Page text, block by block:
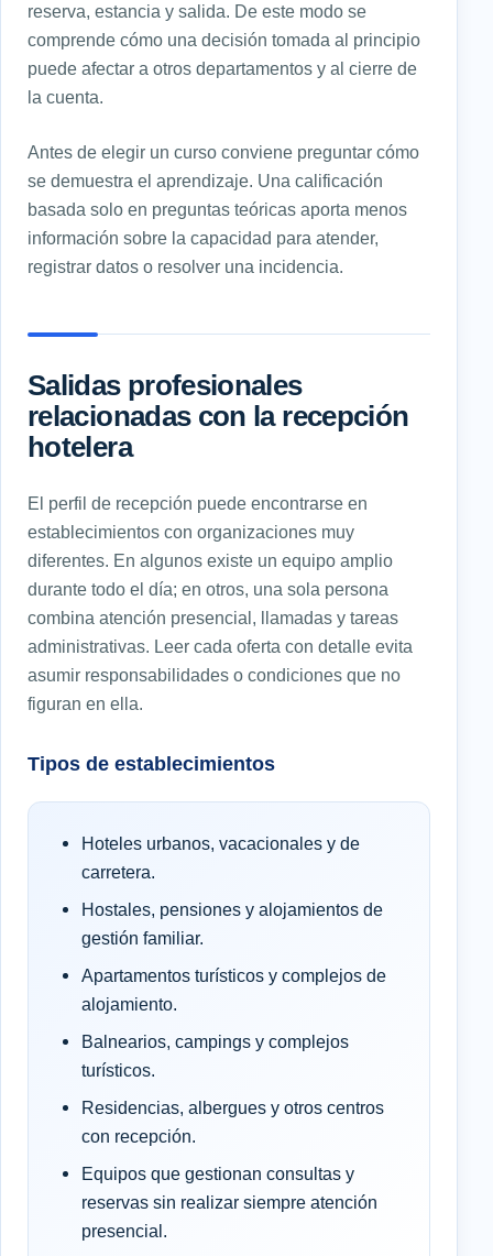
reserva, estancia y salida. De este modo se
comprende cómo una decisión tomada al principio
puede afectar a otros departamentos y al cierre de
la cuenta.
Antes de elegir un curso conviene preguntar cómo
se demuestra el aprendizaje. Una calificación
basada solo en preguntas teóricas aporta menos
información sobre la capacidad para atender,
registrar datos o resolver una incidencia.
Salidas profesionales
relacionadas con la recepción
hotelera
El perfil de recepción puede encontrarse en
establecimientos con organizaciones muy
diferentes. En algunos existe un equipo amplio
durante todo el día; en otros, una sola persona
combina atención presencial, llamadas y tareas
administrativas. Leer cada oferta con detalle evita
asumir responsabilidades o condiciones que no
figuran en ella.
Tipos de establecimientos
Hoteles urbanos, vacacionales y de
carretera.
Hostales, pensiones y alojamientos de
gestión familiar.
Apartamentos turísticos y complejos de
alojamiento.
Balnearios, campings y complejos
turísticos.
Residencias, albergues y otros centros
con recepción.
Equipos que gestionan consultas y
reservas sin realizar siempre atención
presencial.